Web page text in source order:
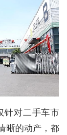
针对二手车市
晰的动产，都